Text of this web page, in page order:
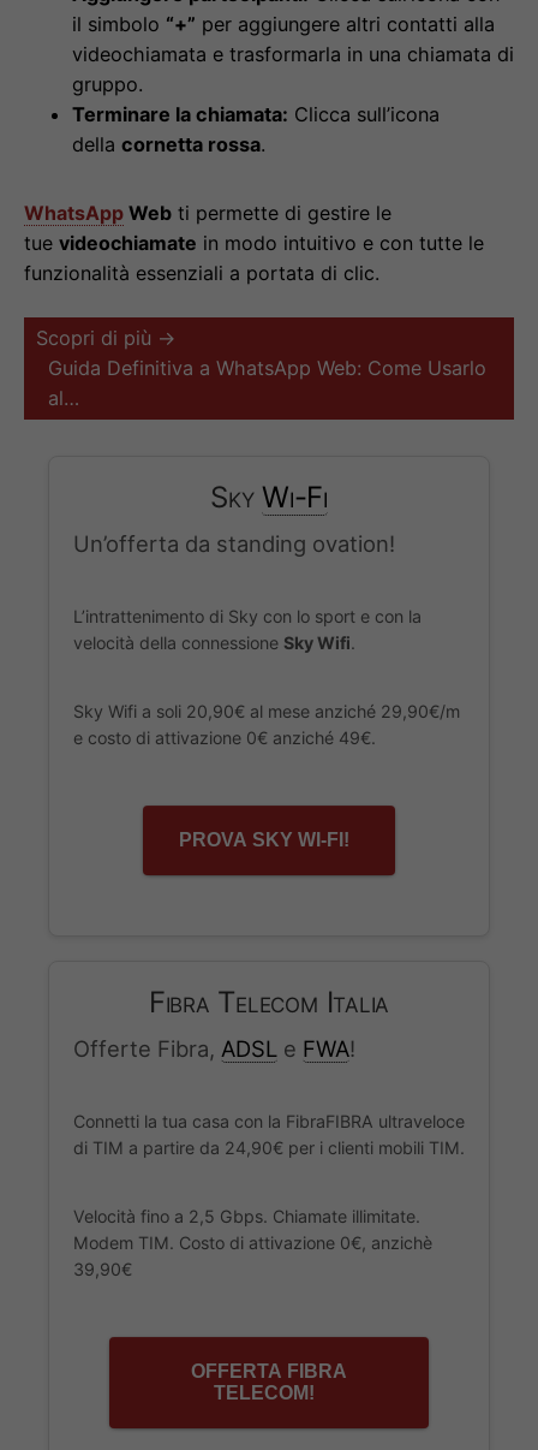
il simbolo “+” per aggiungere altri contatti alla
videochiamata e trasformarla in una chiamata di
gruppo.
Terminare la chiamata: Clicca sull’icona
della cornetta rossa.
WhatsApp Web ti permette di gestire le
tue videochiamate in modo intuitivo e con tutte le
funzionalità essenziali a portata di clic.
Scopri di più →
Guida Definitiva a WhatsApp Web: Come Usarlo
al…
SkyWi-Fi
Un’offerta da standing ovation!
L’intrattenimento di Sky con lo sport e con la
velocità della connessione Sky Wifi.
Sky Wifi a soli 20,90€ al mese anziché 29,90€/m
e costo di attivazione 0€ anziché 49€.
PROVA SKY WI-FI!
Fibra Telecom Italia
Offerte Fibra, ADSL e FWA!
Connetti la tua casa con la FibraFIBRA ultraveloce
di TIM a partire da 24,90€ per i clienti mobili TIM.
Velocità fino a 2,5 Gbps. Chiamate illimitate.
Modem TIM. Costo di attivazione 0€, anzichè
39,90€
OFFERTA FIBRA
TELECOM!